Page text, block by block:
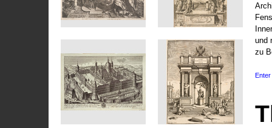
und
zu
Enter